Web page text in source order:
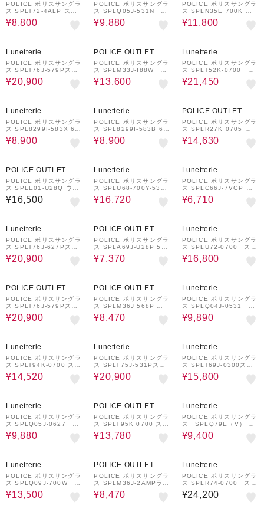
POLICE ポリスサングラ
ス SPLT72-4ALP スク
エアシェイプ偏光サング
ラス
¥8,800
POLICE ポリスサングラ
ス SPLQ05J-531N ス
クエアシェイプ
¥9,880
POLICE ポリスサングラ
ス SPLN35E 700K ス
クエアシェイプ
¥11,800
Lunetterie
POLICE ポリスサングラ
ス SPLT76J-579Pスク
エア・シェイプ偏光サン
グラス
¥20,900
POLICE OUTLET
POLICE ポリスサングラ
ス SPLM33J-I88W ク
ラウンパントシェイプ
調光サングラス
¥13,600
Lunetterie
POLICE ポリスサングラ
ス SPLT52K-0700 ブ
ロー（サーモント）シェ
イプ
¥21,450
Lunetterie
POLICE ポリスサングラ
ス SPL8299I-583X 61
ティアドロップシェイプ
レジェントモデル復刻版
¥8,900
Lunetterie
POLICE ポリスサングラ
ス SPL8299I-583B 61
ティアドロップシェイプ
レジェントモデル復刻版
¥8,900
POLICE OUTLET
POLICE ポリスサングラ
ス SPLR27K 0705 ウ
ェリントンシェイプ
¥14,630
POLICE OUTLET
POLICE ポリスサングラ
ス SPLE01-U28Q ウェ
リントンシェイプ 偏光サ
ングラス
¥16,500
Lunetterie
POLICE ポリスサングラ
ス SPLU68-700Y-53
スクエアシェイプ
¥16,720
Lunetterie
POLICE ポリスサングラ
ス SPLC66J-7VGP ラ
ウンド シェイプ 偏光サ
ングラス
¥6,710
Lunetterie
POLICE ポリスサングラ
ス SPLT76J-627Pスク
エア・シェイプ偏光サン
グラス
¥20,900
POLICE OUTLET
POLICE ポリスサングラ
ス SPLA69J-U28P 53
ウェリントンシェイプ ジ
ャパンフィット
¥7,370
Lunetterie
POLICE ポリスサングラ
ス SPLU72-0700 スク
エアシェイプ
¥16,800
POLICE OUTLET
POLICE ポリスサングラ
ス SPLT76J-579Pスク
エア・シェイプ偏光サン
グラス
¥20,900
POLICE OUTLET
POLICE ポリスサングラ
ス SPLM36J 568P ラ
ウンドシェイプ
¥8,470
Lunetterie
POLICE ポリスサングラ
ス SPLQ04J-0531 ス
クエアシェイプ
¥9,890
Lunetterie
POLICE ポリスサングラ
ス SPLT94K-0700 スク
エアシェイプ
¥14,520
Lunetterie
POLICE ポリスサングラ
ス SPLT75J-531Pスク
エア・シェイプ偏光サン
グラス
¥20,900
Lunetterie
POLICE ポリスサングラ
ス SPLT69J-0300スク
エア・シェイプ
¥15,800
Lunetterie
POLICE ポリスサングラ
ス SPLQ05J-0627 ス
クエアシェイプ
¥9,880
POLICE OUTLET
POLICE ポリスサングラ
ス SPLT95K 0700 スク
エアシェイプ
¥13,780
Lunetterie
POLICE ポリスサングラ
ス SPLQ79E（V） Z4
2Pスクエアシェイプ
¥9,400
Lunetterie
POLICE ポリスサングラ
ス SPLQ09J-700W ウ
ェリントンシェイプ 調
光サングラス
¥13,500
POLICE OUTLET
POLICE ポリスサングラ
ス SPLM36J-2AMPラウ
ンド・シェイプ偏光サン
グラス
¥8,470
Lunetterie
POLICE ポリスサングラ
ス SPLR74-0700 スク
エアシェイプ
¥24,200